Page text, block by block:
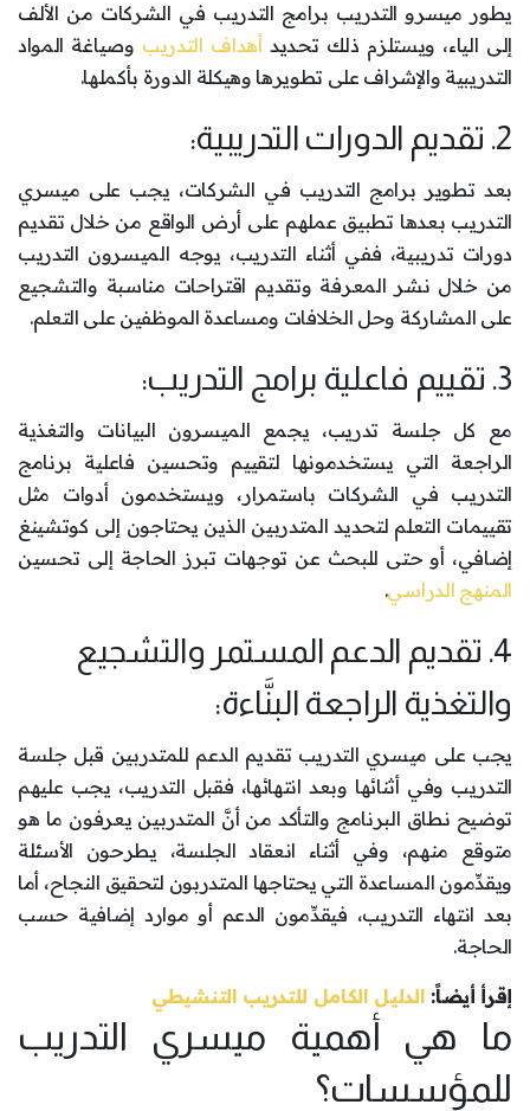
يطور ميسرو التدريب برامج التدريب في الشركات من الألف
إلى الياء، ويستلزم ذلك تحديد أهداف التدريب وصياغة المواد
التدريبية والإشراف على تطويرها وهيكلة الدورة بأكملها.
2. تقديم الدورات التدريبية:
بعد تطوير برامج التدريب في الشركات، يجب على ميسري
التدريب بعدها تطبيق عملهم على أرض الواقع من خلال تقديم
دورات تدريبية، ففي أثناء التدريب، يوجه الميسرون التدريب
من خلال نشر المعرفة وتقديم اقتراحات مناسبة والتشجيع
على المشاركة وحل الخلافات ومساعدة الموظفين على التعلم.
3. تقييم فاعلية برامج التدريب:
مع كل جلسة تدريب، يجمع الميسرون البيانات والتغذية
الراجعة التي يستخدمونها لتقييم وتحسين فاعلية برنامج
التدريب في الشركات باستمرار، ويستخدمون أدوات مثل
تقييمات التعلم لتحديد المتدربين الذين يحتاجون إلى كوتشينغ
إضافي، أو حتى للبحث عن توجهات تبرز الحاجة إلى تحسين
المنهج الدراسي.
4. تقديم الدعم المستمر والتشجيع
والتغذية الراجعة البنَّاءة:
يجب على ميسري التدريب تقديم الدعم للمتدربين قبل جلسة
التدريب وفي أثنائها وبعد انتهائها، فقبل التدريب، يجب عليهم
توضيح نطاق البرنامج والتأكد من أنَّ المتدربين يعرفون ما هو
متوقع منهم، وفي أثناء انعقاد الجلسة، يطرحون الأسئلة
ويقدِّمون المساعدة التي يحتاجها المتدربون لتحقيق النجاح، أما
بعد انتهاء التدريب، فيقدِّمون الدعم أو موارد إضافية حسب
الحاجة.
إقرأ أيضاً: الدليل الكامل للتدريب التنشيطي
ما هي أهمية ميسري التدريب
للمؤسسات؟